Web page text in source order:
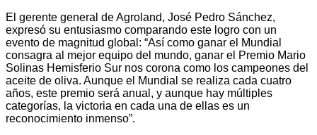
El gerente general de Agroland, José Pedro Sánchez,
expresó su entusiasmo comparando este logro con un
evento de magnitud global: “Así como ganar el Mundial
consagra al mejor equipo del mundo, ganar el Premio Mario
Solinas Hemisferio Sur nos corona como los campeones del
aceite de oliva. Aunque el Mundial se realiza cada cuatro
años, este premio será anual, y aunque hay múltiples
categorías, la victoria en cada una de ellas es un
reconocimiento inmenso”.